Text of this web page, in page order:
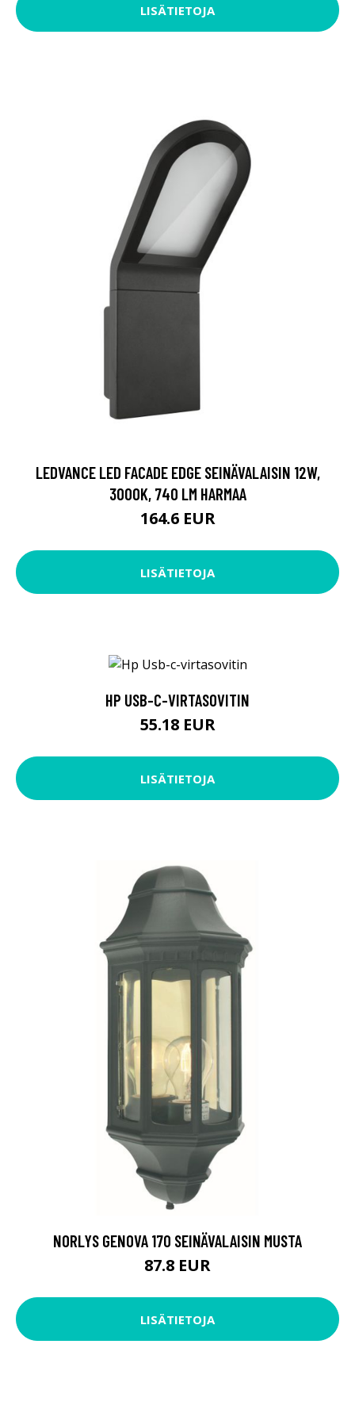
LISÄTIETOJA
LEDVANCE LED FACADE EDGE SEINÄVALAISIN 12W,
3000K, 740 LM HARMAA
164.6 EUR
LISÄTIETOJA
HP USB-C-VIRTASOVITIN
55.18 EUR
LISÄTIETOJA
NORLYS GENOVA 170 SEINÄVALAISIN MUSTA
87.8 EUR
LISÄTIETOJA